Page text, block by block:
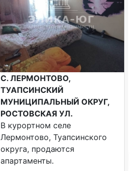
С. ЛЕРМОНТОВО,
ТУАПСИНСКИЙ
МУНИЦИПАЛЬНЫЙ ОКРУГ,
РОСТОВСКАЯ УЛ.
В курортном селе
Лермонтово, Туапсинского
округа, продаются
апартаменты.